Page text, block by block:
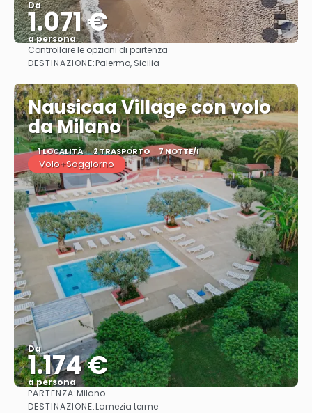
Da
1.071 €
a persona
Vedere
Controllare le opzioni di partenza
DESTINAZIONE:Palermo, Sicilia
Nausicaa Village con volo
da Milano
1 LOCALITÀ 2 TRASPORTO 7 NOTTE/I
Volo+Soggiorno
Da
1.174 €
a persona
PARTENZA:Milano
DESTINAZIONE:Lamezia terme